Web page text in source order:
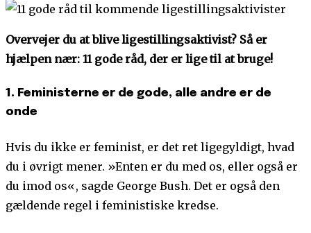
Overvejer du at blive ligestillingsaktivist? Så er
hjælpen nær: 11 gode råd, der er lige til at bruge!
1. Feministerne er de gode, alle andre er de
onde
Hvis du ikke er feminist, er det ret ligegyldigt, hvad
du i øvrigt mener. »Enten er du med os, eller også er
du imod os«, sagde George Bush. Det er også den
gældende regel i feministiske kredse.